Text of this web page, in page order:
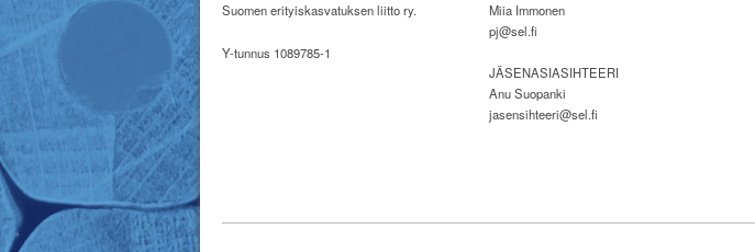
Suomen erityiskasvatuksen liitto ry.
Y-tunnus 1089785-1
Miia Immonen
pj@sel.fi
JÄSENASIASIHTEERI
Anu Suopanki
jasensihteeri@sel.fi